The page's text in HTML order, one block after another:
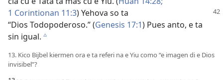
1 Corintionan 11:3) Yehova so ta
“Dios Todopoderoso.” (Genesis 17:1) Pues anto, e ta
sin igual. c
13. Kico Bijbel kiermen ora e ta referi na e Yiu como “e imagen di e Dios
invisibel”?